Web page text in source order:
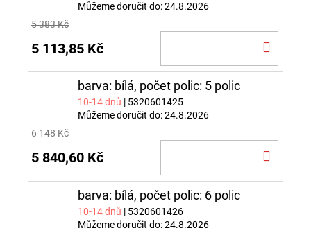
Můžeme doručit do:24.8.2026
5 383 Kč
5 113,85 Kč
barva: bílá, počet polic: 5 polic
10-14 dnů | 5320601425
Můžeme doručit do:24.8.2026
6 148 Kč
5 840,60 Kč
barva: bílá, počet polic: 6 polic
10-14 dnů | 5320601426
Můžeme doručit do:24.8.2026